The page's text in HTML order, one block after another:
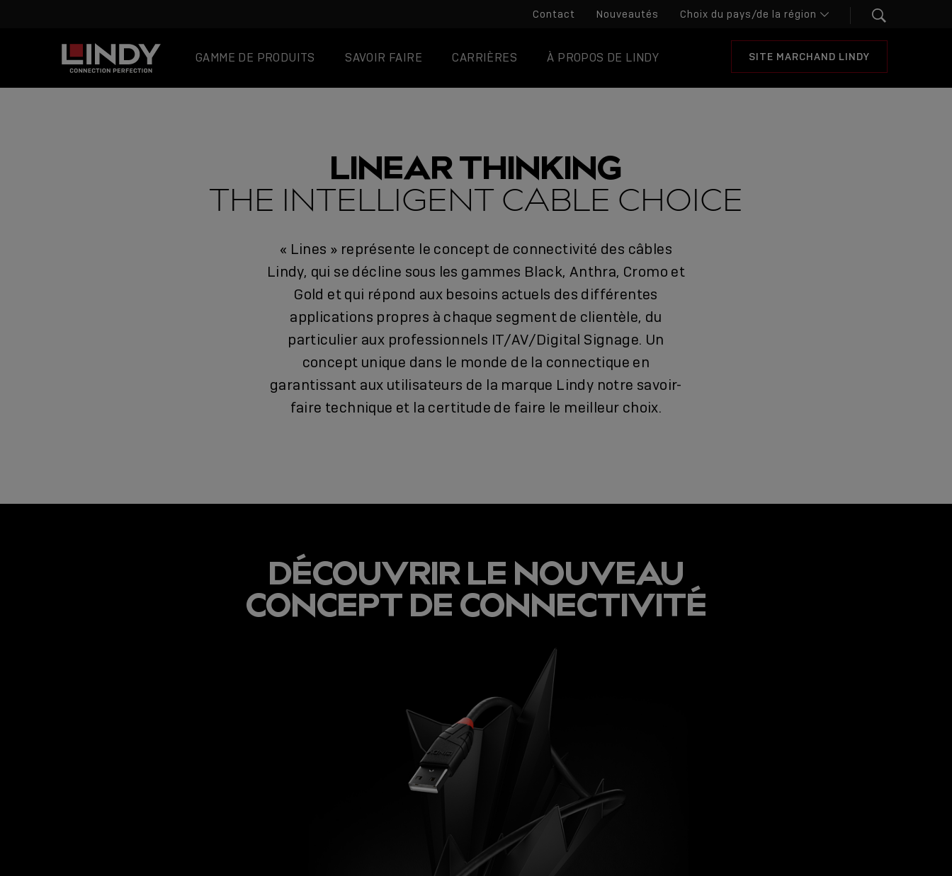
Contact Nouveautés
GAMME DE PRODUITS SAVOIR FAIRE CARRIÈRES À PROPOS DE LINDY SITE MARCHAND LINDY
LINEAR THINKING
THE INTELLIGENT CABLE CHOICE
« Lines » représente le concept de connectivité des câbles
Lindy, qui se décline sous les gammes Black, Anthra, Cromo et
Gold et qui répond aux besoins actuels des différentes
applications propres à chaque segment de clientèle, du
particulier aux professionnels IT/AV/Digital Signage. Un
concept unique dans le monde de la connectique en
garantissant aux utilisateurs de la marque Lindy notre savoir-
faire technique et la certitude de faire le meilleur choix.
DÉCOUVRIR LE NOUVEAU
CONCEPT DE CONNECTIVITÉ